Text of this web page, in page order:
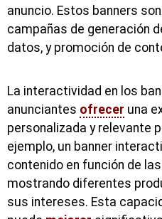
anuncio. Estos banners
campañas de generación
datos, y promoción de
La interactividad en los
anunciantes ofrecer una
personalizada y relevante
ejemplo, un banner
contenido en función de
mostrando diferentes
sus intereses. Esta